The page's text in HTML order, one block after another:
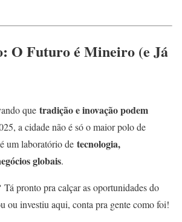
O Futuro é Mineiro (e Já
que tradição e inovação podem
a cidade não é só o maior polo de
um laboratório de tecnologia,
globais.
Tá pronto pra calçar as oportunidades do
ou investiu aqui, conta pra gente como foi!